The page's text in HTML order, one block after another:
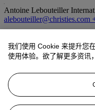
Antoine Lebouteiller
alebouteiller@christies.com
拍品专文
préparation par le Dr. Anne
Veuillez noter que la
我们使用 Cookie 来提升您
使用体验。欲了解更多资讯